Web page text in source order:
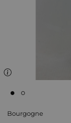
Bourgogne